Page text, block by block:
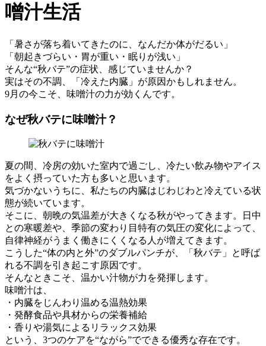
噌汁生活
「暑さが落ち着いてきたのに、なんだか体がだるい」
「朝起きづらい・胃が重い・眠りが浅い」
そんな“秋バテ”の症状、感じていませんか？
実はその不調、「冷えた内臓」が原因かもしれません。
9月の今こそ、味噌汁の力が効くんです。
なぜ秋バテに味噌汁？
夏の間、冷房の効いた室内で過ごし、冷たい飲み物やアイス
をよく摂っていた方も多いと思います。
気づかないうちに、私たちの内臓はじわじわと冷えている状
態が続いています。
そこに、朝晩の気温差が大きくなる秋がやってきます。日中
との寒暖差や、季節の変わり目特有の気圧の変化によって、
自律神経がうまく働きにくくなる人が増えてきます。
こうした“体の内と外”のダブルパンチが、「秋バテ」と呼ば
れる不調を引き起こす原因です。
そんなときこそ、温かい汁物が力を発揮します。
味噌汁は、
・内臓をじんわり温める温熱効果
・発酵食品や具材からの栄養補給
・香りや湯気によるリラックス効果
という、3つのケアを“ながら”でできる優秀な存在です。